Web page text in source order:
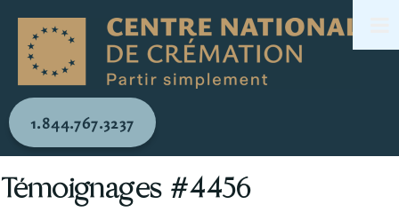
1.844.767.3237
Témoignages #4456